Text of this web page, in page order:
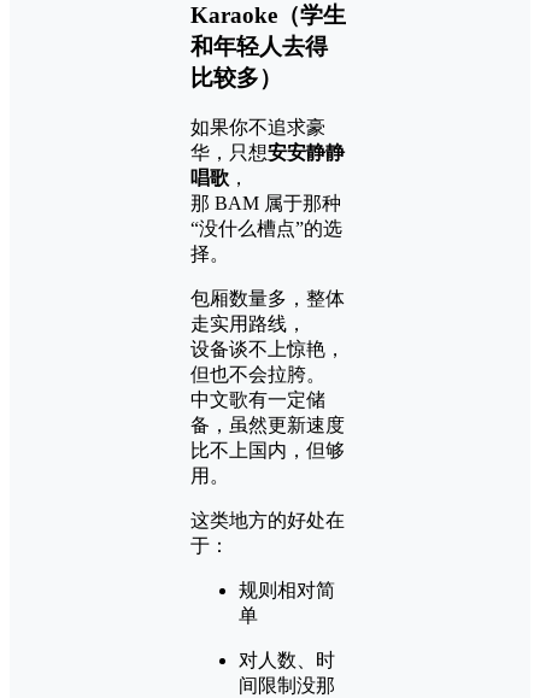
Karaoke（学生
和年轻人去得
比较多）
如果你不追求豪
华，只想安安静静
唱歌 ，
那 BAM 属于那种
“没什么槽点”的选
择。
包厢数量多，整体
走实用路线，
设备谈不上惊艳，
但也不会拉胯。
中文歌有一定储
备，虽然更新速度
比不上国内，但够
用。
这类地方的好处在
于：
规则相对简
单
对人数、时
间限制没那